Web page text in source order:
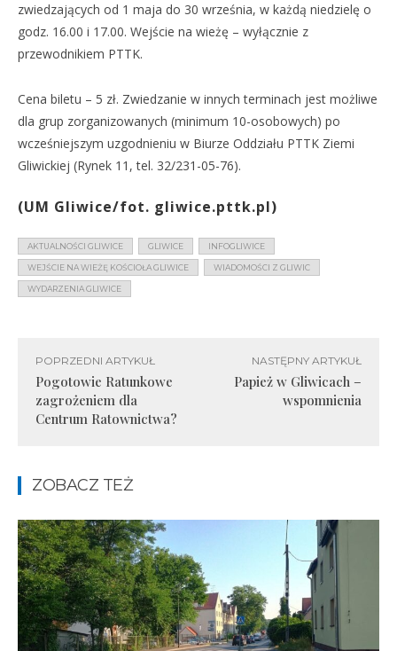
zwiedzających od 1 maja do 30 września, w każdą niedzielę o
godz. 16.00 i 17.00. Wejście na wieżę – wyłącznie z
przewodnikiem PTTK.
Cena biletu – 5 zł. Zwiedzanie w innych terminach jest możliwe
dla grup zorganizowanych (minimum 10-osobowych) po
wcześniejszym uzgodnieniu w Biurze Oddziału PTTK Ziemi
Gliwickiej (Rynek 11, tel. 32/231-05-76).
(UM Gliwice/fot. gliwice.pttk.pl)
AKTUALNOŚCI GLIWICE GLIWICE INFOGLIWICE
WEJŚCIE NA WIEŻĘ KOŚCIOŁA GLIWICE WIADOMOŚCI Z GLIWIC
WYDARZENIA GLIWICE
POPRZEDNI ARTYKUŁ
Pogotowie Ratunkowe
zagrożeniem dla
Centrum Ratownictwa?
NASTĘPNY ARTYKUŁ
Papież w Gliwicach –
wspomnienia
ZOBACZ TEŻ